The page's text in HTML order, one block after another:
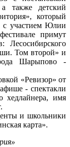
также детский
который
с участием Юлии
примут
Лесосибирского
Том второй» и
Шарыпово -
«Ревизор» от
- спектакли
хедлайнера, имя
и школьники
карта».